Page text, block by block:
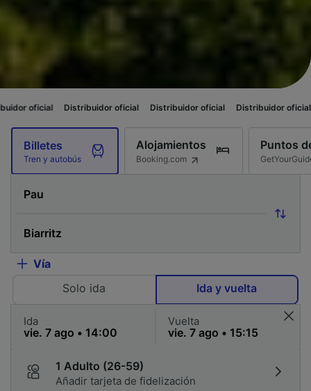
Distribuidor oficial Distribuidor oficial Distribuidor oficial
Billetes
Tren y autobús
Alojamientos
Booking.com
Puntos
Vía
Solo ida
Ida y vuelta
Ida Vuelta
1 Adulto (26-59)
Añadir tarjeta de fidelización